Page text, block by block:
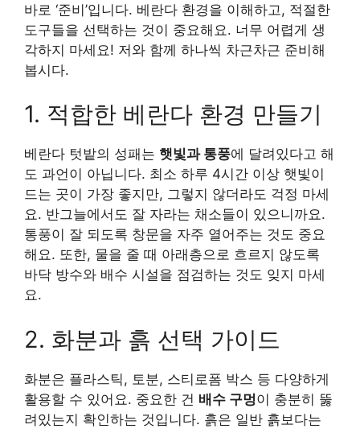
바로 ‘준비’입니다. 베란다 환경을 이해하고, 적절한
도구들을 선택하는 것이 중요해요. 너무 어렵게 생
각하지 마세요! 저와 함께 하나씩 차근차근 준비해
봅시다.
1. 적합한 베란다 환경 만들기
베란다 텃밭의 성패는 햇빛과 통풍에 달려있다고 해
도 과언이 아닙니다. 최소 하루 4시간 이상 햇빛이
드는 곳이 가장 좋지만, 그렇지 않더라도 걱정 마세
요. 반그늘에서도 잘 자라는 채소들이 있으니까요.
통풍이 잘 되도록 창문을 자주 열어주는 것도 중요
해요. 또한, 물을 줄 때 아래층으로 흐르지 않도록
바닥 방수와 배수 시설을 점검하는 것도 잊지 마세
요.
2. 화분과 흙 선택 가이드
화분은 플라스틱, 토분, 스티로폼 박스 등 다양하게
활용할 수 있어요. 중요한 건 배수 구멍이 충분히 뚫
려있는지 확인하는 것입니다. 흙은 일반 흙보다는